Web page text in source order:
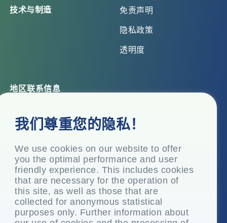
我们尊重您的隐私！
We use cookies on our website to offer
you the optimal performance and user
friendly experience. This includes cookies
that are necessary for the operation of
this site, as well as those that are
collected for anonymous statistical
purposes only. Further information about
技术与制造 免责声明
隐私政策
透明度
地区联系信息
Top Floor, Times Tower, Kamala City, Senapati Bapat
Marg, Lower Parel, Mumbai – 400 013, Maharashtra,
注册办事处
P.O. Vasind, Taluka Shahapur, Dist.
+91-22-24819000
info@eplglobal.com